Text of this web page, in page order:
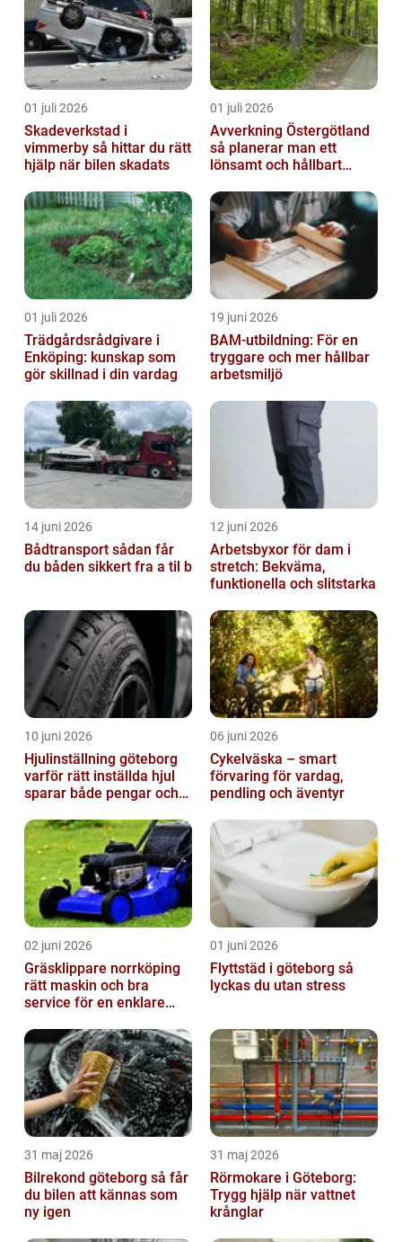
01 juli 2026
Skadeverkstad i
vimmerby så hittar du rätt
hjälp när bilen skadats
01 juli 2026
Avverkning Östergötland
så planerar man ett
lönsamt och hållbart
01 juli 2026
Trädgårdsrådgivare i
Enköping: kunskap som
gör skillnad i din vardag
19 juni 2026
BAM-utbildning: För en
tryggare och mer hållbar
arbetsmiljö
14 juni 2026
Bådtransport sådan får
du båden sikkert fra a til b
12 juni 2026
Arbetsbyxor för dam i
stretch: Bekväma,
funktionella och slitstarka
10 juni 2026
Hjulinställning göteborg
varför rätt inställda hjul
sparar både pengar och
06 juni 2026
Cykelväska – smart
förvaring för vardag,
pendling och äventyr
02 juni 2026
Gräsklippare norrköping
rätt maskin och bra
service för en enklare
01 juni 2026
Flyttstäd i göteborg så
lyckas du utan stress
31 maj 2026
Bilrekond göteborg så får
du bilen att kännas som
ny igen
31 maj 2026
Rörmokare i Göteborg:
Trygg hjälp när vattnet
krånglar